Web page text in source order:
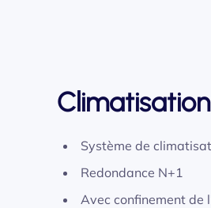
Système de
Redondance N+1
Avec confinement de